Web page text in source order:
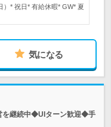
）* 祝日* 有給休暇* GW* 夏
気になる
を継続中◆UIターン歓迎◆手